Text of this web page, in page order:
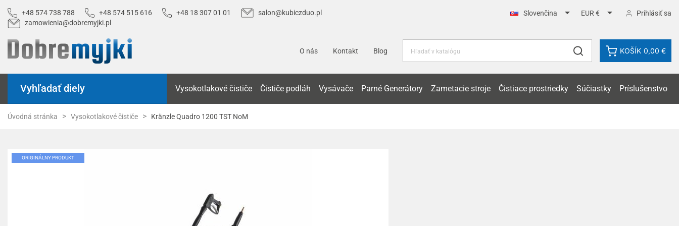
+48 574 738 788 +48 574 515 616 +48 18 307 01 01
salon@kubiczduo.pl
zamowienia@dobremyjki.pl
Slovenčina  EUR €  Prihlásiť sa
O nás Kontakt Blog KOŠÍK 0,00 €
Vyhľadať diely Vysokotlakové čističe Čističe podláh Vysávače Parné Generátory Zametacie stroje Čistiace prostriedky Súčiastky Príslušenstvo
Úvodná stránka Vysokotlakové čističe Kränzle Quadro 1200 TST NoM
ORIGINÁLNY PRODUKT